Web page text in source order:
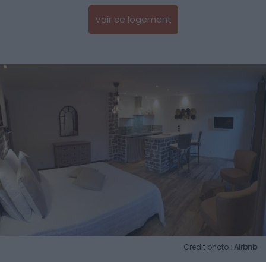
Voir ce logement
Crédit photo : Airbnb